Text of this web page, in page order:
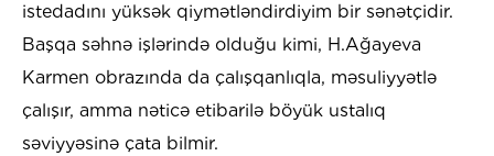
istedadını yüksək qiymətləndirdiyim bir sənətçidir.
Başqa səhnə işlərində olduğu kimi, H.Ağayeva
Karmen obrazında da çalışqanlıqla, məsuliyyətlə
çalışır, amma nəticə etibarilə böyük ustalıq
səviyyəsinə çata bilmir.